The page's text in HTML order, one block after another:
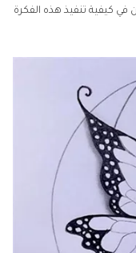
كيفية تنفيذ هذه الفكرة